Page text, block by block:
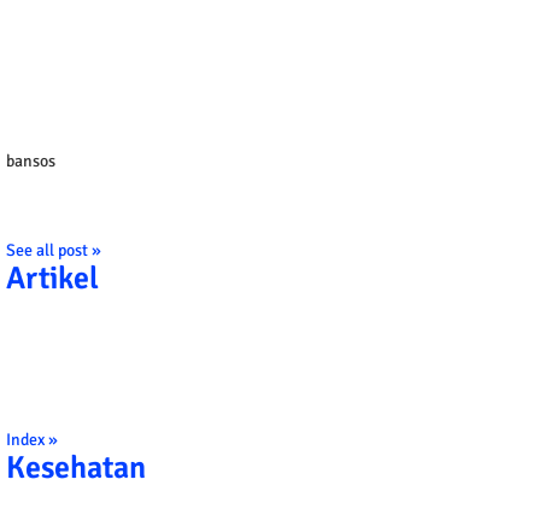
bansos
See all post »
Artikel
Index »
Kesehatan